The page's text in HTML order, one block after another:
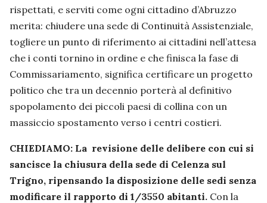
rispettati, e serviti come ogni cittadino d’Abruzzo
merita: chiudere una sede di Continuità Assistenziale,
togliere un punto di riferimento ai cittadini nell’attesa
che i conti tornino in ordine e che finisca la fase di
Commissariamento, significa certificare un progetto
politico che tra un decennio porterà al definitivo
spopolamento dei piccoli paesi di collina con un
massiccio spostamento verso i centri costieri.
CHIEDIAMO: La revisione delle delibere con cui si
sancisce la chiusura della sede di Celenza sul
Trigno, ripensando la disposizione delle sedi senza
modificare il rapporto di 1/3550 abitanti. Con la